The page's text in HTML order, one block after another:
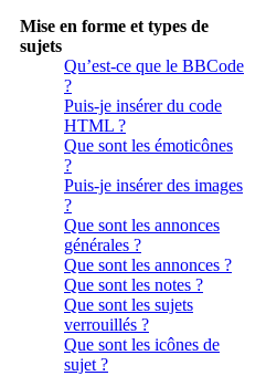
Mise en forme et types de
sujets
Qu’est-ce que le BBCode
?
Puis-je insérer du code
HTML ?
Que sont les émoticônes
?
Puis-je insérer des images
?
Que sont les annonces
générales ?
Que sont les annonces ?
Que sont les notes ?
Que sont les sujets
verrouillés ?
Que sont les icônes de
sujet ?